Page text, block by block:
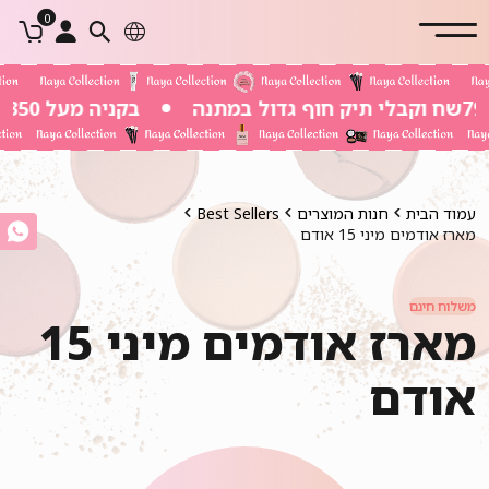
0
בקניה מעל 350 שח משלוח חינם
עמוד הבית חנות המוצרים
Best Sellers
מארז אודמים מיני 15 אודם
משלוח חינם
מארז אודמים מיני 15
אודם